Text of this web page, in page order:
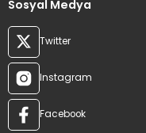
Sosyal Medya
Twitter
Instagram
Facebook